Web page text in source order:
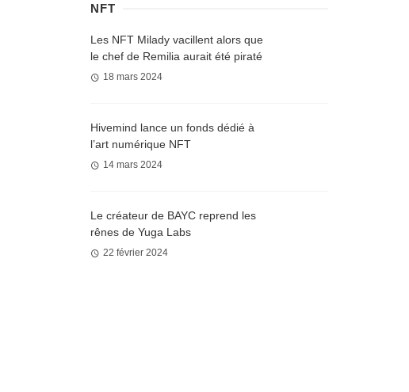
NFT
Les NFT Milady vacillent alors que
le chef de Remilia aurait été piraté
18 mars 2024
Hivemind lance un fonds dédié à
l’art numérique NFT
14 mars 2024
Le créateur de BAYC reprend les
rênes de Yuga Labs
22 février 2024